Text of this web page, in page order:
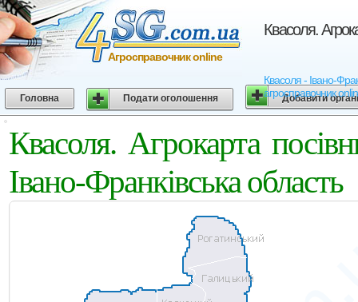
Квасоля.
Квасоля - Івано-
агросправочник
Агросправочник online
Головна Подати оголошення Добавити
Квасоля. Агрокарта
Івано-Франківська область